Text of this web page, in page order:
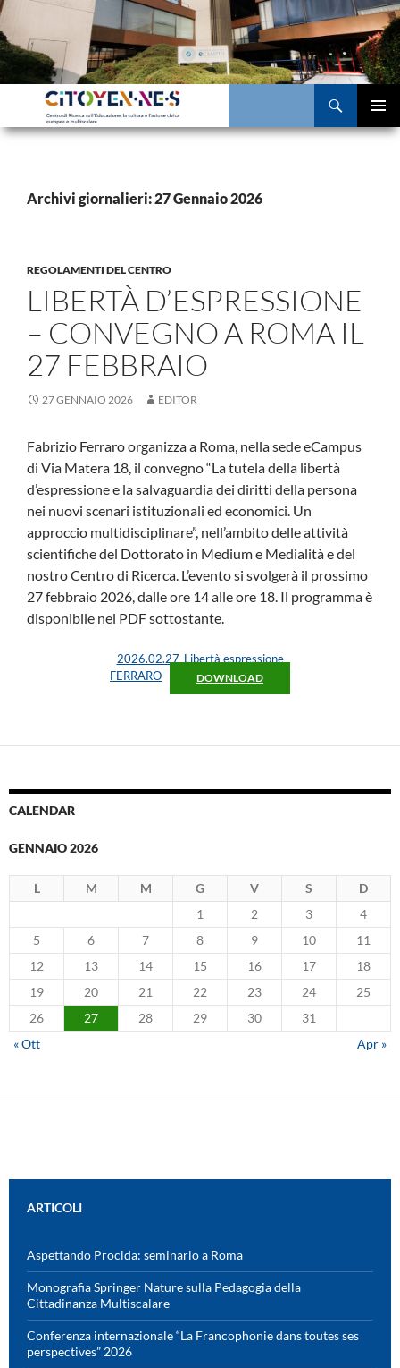
Vai
al
contenuto
MENU
Archivi giornalieri: 27 Gennaio 2026
REGOLAMENTI DEL CENTRO
LIBERTÀ D’ESPRESSIONE
– CONVEGNO A ROMA IL
27 FEBBRAIO
27 GENNAIO 2026 EDITOR
Fabrizio Ferraro organizza a Roma, nella sede eCampus
di Via Matera 18, il convegno “La tutela della libertà
d’espressione e la salvaguardia dei diritti della persona
nei nuovi scenari istituzionali ed economici. Un
approccio multidisciplinare”, nell’ambito delle attività
scientifiche del Dottorato in Medium e Medialità e del
nostro Centro di Ricerca. L’evento si svolgerà il prossimo
27 febbraio 2026, dalle ore 14 alle ore 18. Il programma è
disponibile nel PDF sottostante.
2026.02.27_Libertà espressione
FERRARO
DOWNLOAD
CALENDAR
GENNAIO 2026
L M M G V S
D
1
2 3
4
5
6 7 8 9 10
11
12
13 14 15 16 17
18
19
20 21 22 23 24
25
26
27 28 29 30
31
« Ott
Apr »
ARTICOLI
Aspettando Procida: seminario a Roma
Monografia Springer Nature sulla Pedagogia della
Cittadinanza Multiscalare
Conferenza internazionale “La Francophonie dans toutes ses
perspectives” 2026